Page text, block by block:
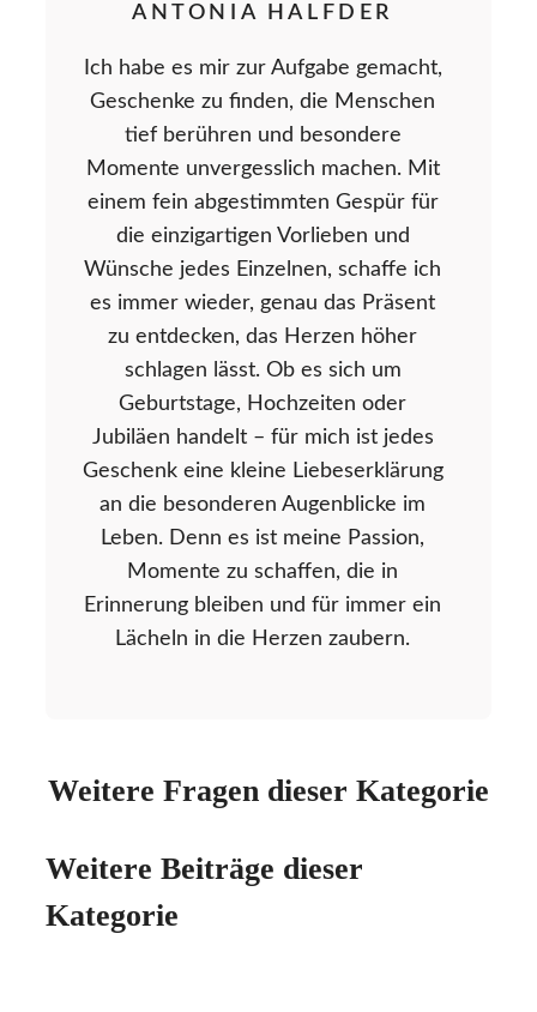
ANTONIA HALFDER
Ich habe es mir zur Aufgabe gemacht,
Geschenke zu finden, die Menschen
tief berühren und besondere
Momente unvergesslich machen. Mit
einem fein abgestimmten Gespür für
die einzigartigen Vorlieben und
Wünsche jedes Einzelnen, schaffe ich
es immer wieder, genau das Präsent
zu entdecken, das Herzen höher
schlagen lässt. Ob es sich um
Geburtstage, Hochzeiten oder
Jubiläen handelt – für mich ist jedes
Geschenk eine kleine Liebeserklärung
an die besonderen Augenblicke im
Leben. Denn es ist meine Passion,
Momente zu schaffen, die in
Erinnerung bleiben und für immer ein
Lächeln in die Herzen zaubern.
Weitere Fragen dieser Kategorie
Weitere Beiträge dieser
Kategorie